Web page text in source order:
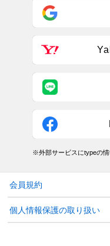
※外部サービスにtypeの情
会員規約
個人情報保護の取り扱い